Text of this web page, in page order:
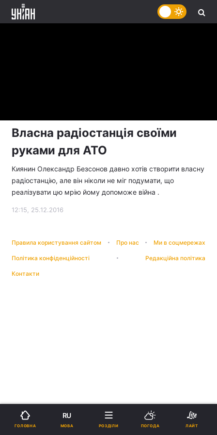
Власна радіостанція своїми
руками для АТО
Киянин Олександр Безсонов давно хотів створити власну
радіостанцію, але він ніколи не міг подумати, що
реалізувати цю мрію йому допоможе війна .
12:15, 25.12.2016
Правила користування сайтом Про нас Ми в соцмережах
Політика конфіденційності Редакційна політика
Контакти
ГОЛОВНА
RU
МОВА РОЗДІЛИ ПОГОДА ЛАЙТ